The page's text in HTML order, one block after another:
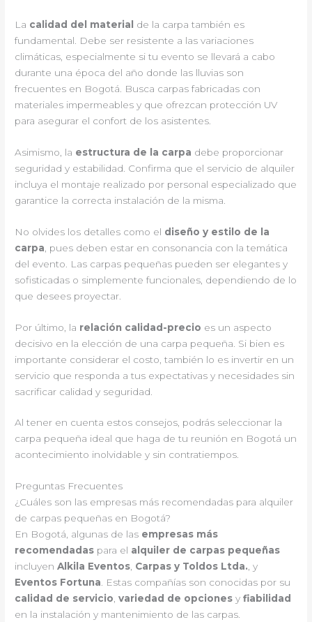
La calidad del material
de la carpa también es
fundamental. Debe ser resistente a las variaciones
climáticas, especialmente si tu evento se llevará a cabo
durante una época del año donde las lluvias son
frecuentes en Bogotá. Busca carpas fabricadas con
materiales impermeables y que ofrezcan protección UV
para asegurar el confort de los asistentes.
Asimismo, la estructura de la carpa debe proporcionar
seguridad y estabilidad. Confirma que el servicio de alquiler
incluya el montaje realizado por personal especializado que
garantice la correcta instalación de la misma.
No olvides los detalles como el diseño y estilo de la
carpa , pues deben estar en consonancia con la temática
del evento. Las carpas pequeñas pueden ser elegantes y
sofisticadas o simplemente funcionales, dependiendo de lo
que desees proyectar.
Por último, la relación calidad-precio es un aspecto
decisivo en la elección de una carpa pequeña. Si bien es
importante considerar el costo, también lo es invertir en un
servicio que responda a tus expectativas y necesidades sin
sacrificar calidad y seguridad.
Al tener en cuenta estos consejos, podrás seleccionar la
carpa pequeña ideal que haga de tu reunión en Bogotá un
acontecimiento inolvidable y sin contratiempos.
Preguntas Frecuentes
¿Cuáles son las empresas más recomendadas para alquiler
de carpas pequeñas en Bogotá?
En Bogotá, algunas de las empresas más
recomendadas para el alquiler de carpas pequeñas
incluyenAlkila Eventos, Carpas y Toldos Ltda., y
Eventos Fortuna. Estas compañías son conocidas por su
calidad de servicio,variedad de opciones yfiabilidad
en la instalación y mantenimiento de las carpas.